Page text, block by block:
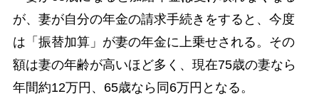
が、妻が自分の年金の請求手続きをすると、今度
は「振替加算」が妻の年金に上乗せされる。その
額は妻の年齢が高いほど多く、現在75歳の妻なら
年間約12万円、65歳なら同6万円となる。